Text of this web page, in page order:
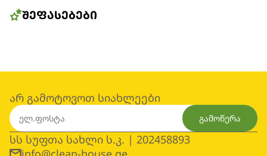
ᲨᲔᲤᲐᲡᲔᲑᲔᲑᲘ
არ გამოტოვოთ სიახლეები
გამოწერა
სს სუფთა სახლი ს.კ. | 202458893